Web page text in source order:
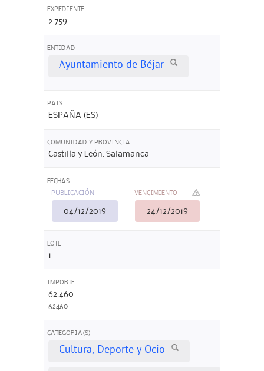
EXPEDIENTE
2.759
ENTIDAD
Ayuntamiento de Béjar
PAIS
ESPAÑA (ES)
COMUNIDAD Y PROVINCIA
Castilla y León. Salamanca
FECHAS
PUBLICACIÓN
04/12/2019
VENCIMIENTO
24/12/2019
LOTE
1
IMPORTE
62.460
62460
CATEGORIA(S)
Cultura, Deporte y Ocio